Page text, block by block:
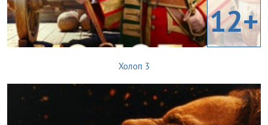
12+
Холоп 3